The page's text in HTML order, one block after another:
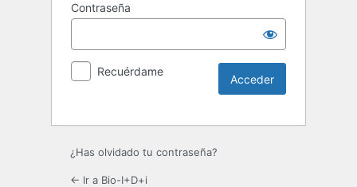
Contraseña
Recuérdame
¿Has olvidado tu contraseña?
← Ir a Bio-I+D+i